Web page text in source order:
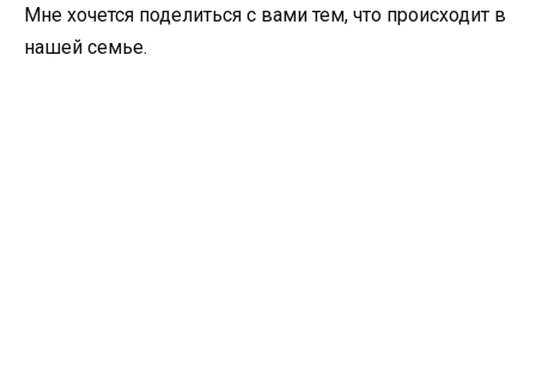
Мне хочется поделиться с вами тем, что происходит в
нашей семье.